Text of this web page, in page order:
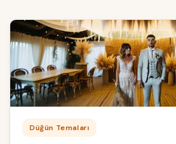
Kategori:
Düğün Temaları